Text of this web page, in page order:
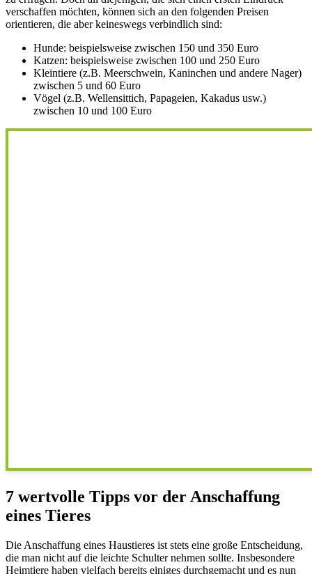
verschaffen möchten, können sich an den folgenden Preisen
orientieren, die aber keineswegs verbindlich sind:
Hunde: beispielsweise zwischen 150 und 350 Euro
Katzen: beispielsweise zwischen 100 und 250 Euro
Kleintiere (z.B. Meerschwein, Kaninchen und andere Nager)
zwischen 5 und 60 Euro
Vögel (z.B. Wellensittich, Papageien, Kakadus usw.)
zwischen 10 und 100 Euro
7 wertvolle Tipps vor der Anschaffung
eines Tieres
Die Anschaffung eines Haustieres ist stets eine große Entscheidung,
die man nicht auf die leichte Schulter nehmen sollte. Insbesondere
Heimtiere haben vielfach bereits einiges durchgemacht und es nun